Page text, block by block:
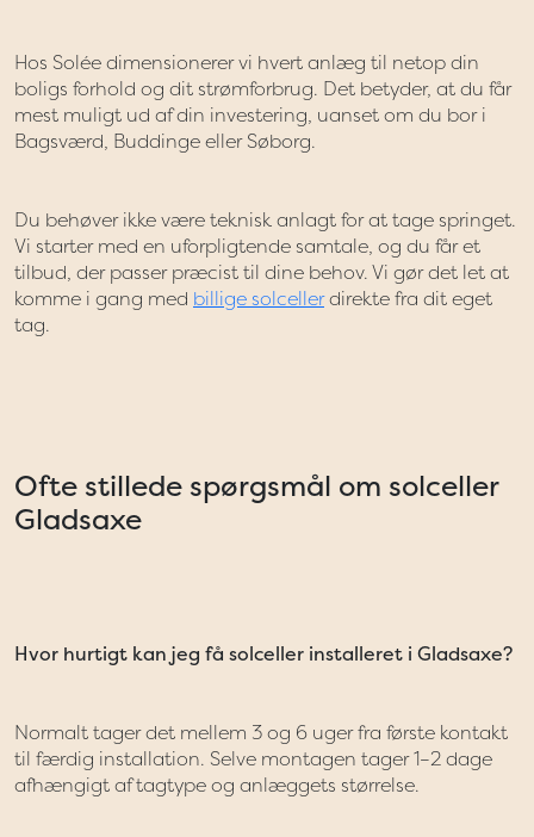
Hos Solée dimensionerer vi hvert anlæg til netop din
boligs forhold og dit strømforbrug. Det betyder, at du får
mest muligt ud af din investering, uanset om du bor i
Bagsværd, Buddinge eller Søborg.
Du behøver ikke være teknisk anlagt for at tage springet.
Vi starter med en uforpligtende samtale, og du får et
tilbud, der passer præcist til dine behov. Vi gør det let at
komme i gang med billige solcellerdirekte fra dit eget
tag.
Ofte stillede spørgsmål om solceller
Gladsaxe
Hvor hurtigt kan jeg få solceller installeret i Gladsaxe?
Normalt tager det mellem 3 og 6 uger fra første kontakt
til færdig installation. Selve montagen tager 1–2 dage
afhængigt af tagtype og anlæggets størrelse.